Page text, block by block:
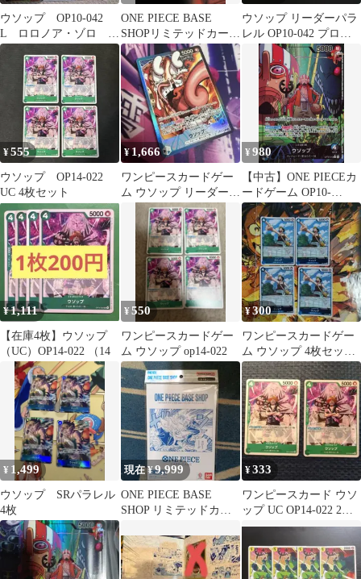
ウソップ OP10-042
L ロロノア・ゾロ
OP10-095 青黒ウソッ
ONE PIECE BASE
SHOPリミテッドカード
コレクション vol.1
ウソップ リーダーパラ
レル OP10-042 プロ
モ 未開封
¥555
ウソップ OP14-022
UC 4枚セット
¥1,666
ワンピースカードゲー
ム ウソップ リーダー
パラレル L OP10-042
¥980
【中古】ONE PIECEカ
ードゲーム OP10-
042[L]：(パラレル)ウソ
ップ
¥1,111
【在庫4枚】ウソップ
（UC）OP14-022 （14
¥550
ワンピースカードゲー
ム ウソップ op14-022
¥300
ワンピースカードゲー
ム ウソップ 4枚セット
EB02-022R
¥ 1,499
ウソップ SRパラレル
4枚
現在 ¥9,999
ONE PIECE BASE
SHOP リミテッドカー
¥333
ワンピースカード ウソ
ップ UC OP14-022 2
枚 蒼海の七傑